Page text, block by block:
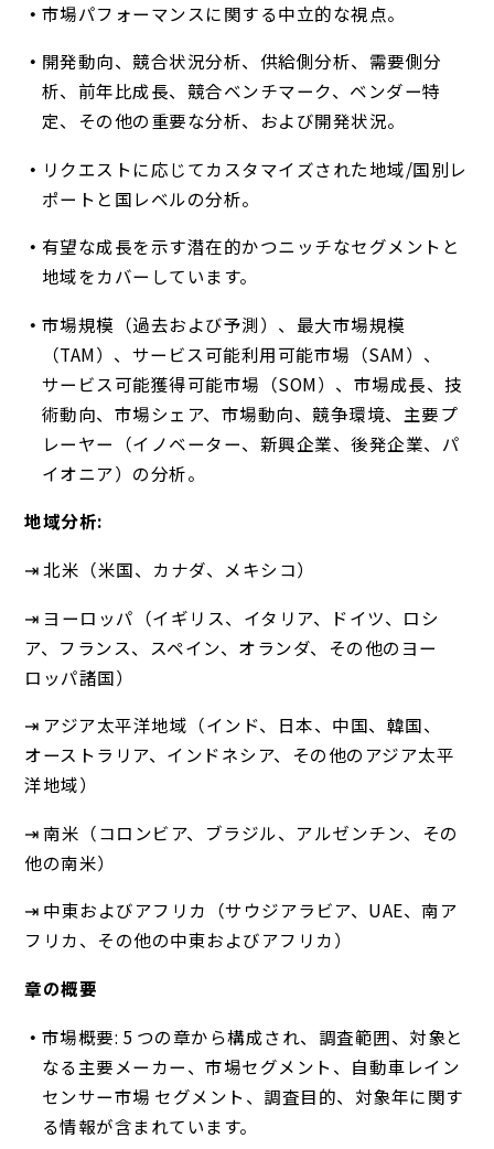
市場パフォーマンスに関する中立的な視点。
開発動向、競合状況分析、供給側分析、需要側分
析、前年比成長、競合ベンチマーク、ベンダー特
定、その他の重要な分析、および開発状況。
リクエストに応じてカスタマイズされた地域/国別レ
ポートと国レベルの分析。
有望な成長を示す潜在的かつニッチなセグメントと
地域をカバーしています。
市場規模（過去および予測）、最大市場規模
（TAM）、サービス可能利用可能市場（SAM）、
サービス可能獲得可能市場（SOM）、市場成長、技
術動向、市場シェア、市場動向、競争環境、主要プ
レーヤー（イノベーター、新興企業、後発企業、パ
イオニア）の分析。
地域分析:
⇥ 北米（米国、カナダ、メキシコ）
⇥ ヨーロッパ（イギリス、イタリア、ドイツ、ロシ
ア、フランス、スペイン、オランダ、その他のヨー
ロッパ諸国）
⇥ アジア太平洋地域（インド、日本、中国、韓国、
オーストラリア、インドネシア、その他のアジア太平
洋地域）
⇥ 南米（コロンビア、ブラジル、アルゼンチン、その
他の南米）
⇥ 中東およびアフリカ（サウジアラビア、UAE、南ア
フリカ、その他の中東およびアフリカ）
章の概要
市場概要: 5 つの章から構成され、調査範囲、対象と
なる主要メーカー、市場セグメント、自動車レイン
センサー市場 セグメント、調査目的、対象年に関す
る情報が含まれています。